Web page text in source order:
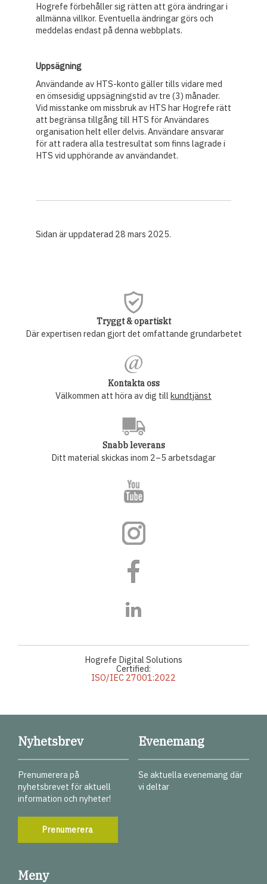
Hogrefe förbehåller sig rätten att göra ändringar i
allmänna villkor. Eventuella ändringar görs och
meddelas endast på denna webbplats.
Uppsägning
Användande av HTS-konto gäller tills vidare med
en ömsesidig uppsägningstid av tre (3) månader.
Vid misstanke om missbruk av HTS har Hogrefe rätt
att begränsa tillgång till HTS för Användares
organisation helt eller delvis. Användare ansvarar
för att radera alla testresultat som finns lagrade i
HTS vid upphörande av användandet.
Sidan är uppdaterad 28 mars 2025.
Tryggt & opartiskt
Där expertisen redan gjort det omfattande grundarbetet
Kontakta oss
Välkommen att höra av dig tillkundtjänst
Snabb leverans
Ditt material skickas inom 2–5 arbetsdagar
Hogrefe Digital Solutions
Certified:
ISO/IEC 27001:2022
Nyhetsbrev
Prenumerera på
nyhetsbrevet för aktuell
information och nyheter!
Prenumerera
Evenemang
Se aktuella evenemang där
vi deltar
Meny